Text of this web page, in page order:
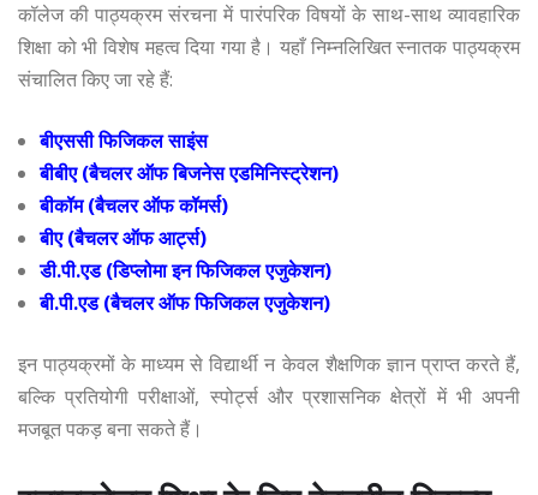
कॉलेज की पाठ्यक्रम संरचना में पारंपरिक विषयों के साथ-साथ व्यावहारिक
शिक्षा को भी विशेष महत्व दिया गया है। यहाँ निम्नलिखित स्नातक पाठ्यक्रम
संचालित किए जा रहे हैं:
बीएससी फिजिकल साइंस
बीबीए (बैचलर ऑफ बिजनेस एडमिनिस्ट्रेशन)
बीकॉम (बैचलर ऑफ कॉमर्स)
बीए (बैचलर ऑफ आर्ट्स)
डी.पी.एड (डिप्लोमा इन फिजिकल एजुकेशन)
बी.पी.एड (बैचलर ऑफ फिजिकल एजुकेशन)
इन पाठ्यक्रमों के माध्यम से विद्यार्थी न केवल शैक्षणिक ज्ञान प्राप्त करते हैं,
बल्कि प्रतियोगी परीक्षाओं, स्पोर्ट्स और प्रशासनिक क्षेत्रों में भी अपनी
मजबूत पकड़ बना सकते हैं।